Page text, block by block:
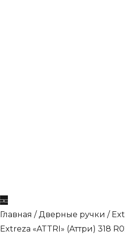
Главная /Дверные ручки /
Extreza «ATTRI» (Аттри) 318